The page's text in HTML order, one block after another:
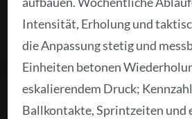
Intensität, Erholung und
die Anpassung stetig und
Einheiten betonen
eskalierendem Druck;
Ballkontakte, Sprintzeiten und